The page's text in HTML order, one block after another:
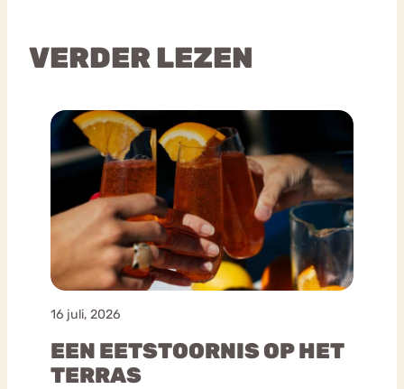
VERDER LEZEN
16 juli, 2026
EEN EETSTOORNIS OP HET
TERRAS